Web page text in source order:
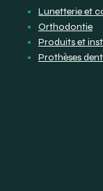
Lunetterie et
Orthodontie
Produits et
Prothèses